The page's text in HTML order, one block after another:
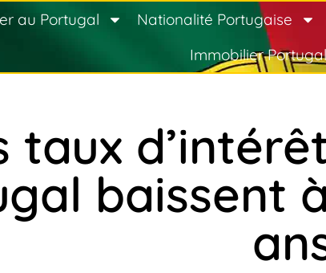
au Portugal Nationalité Portugaise
Immobilier Portugal
taux
baissent